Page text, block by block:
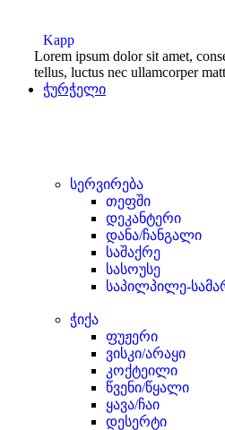
Kapp
Lorem ipsum dolor sit amet,
tellus, luctus nec ullamcorper
ჭურჭელი
სერვირება
თეფში
დეკანტერი
დანა/ჩანგალი
საშაქრე
სასოუსე
საპილპილე-
ჭიქა
ფუჟერი
ვისკი/არაყი
კოქტეილი
წვენი/წყალი
ყავა/ჩაი
დესერტი